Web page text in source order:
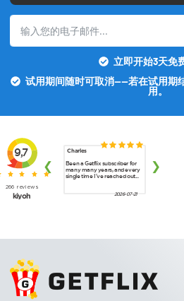
立即开始3天免
试用期间随时可取消——若在试用期
用。